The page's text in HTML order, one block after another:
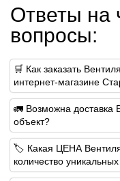
Ответы на
вопросы:
🛒 Как заказать
интернет-магазине
🚛 Возможна доставка
объект?
🏷 Какая ЦЕНА
количество